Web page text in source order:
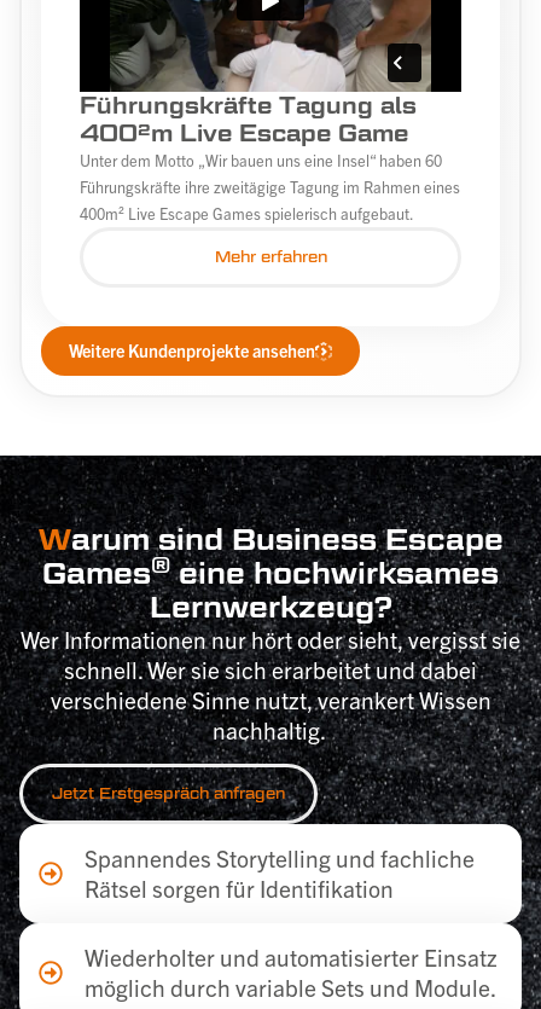
Führungskräfte Tagung als
400²m Live Escape Game
Unter dem Motto „Wir bauen uns eine Insel“ haben 60
Führungskräfte ihre zweitägige Tagung im Rahmen eines
400m² Live Escape Games spielerisch aufgebaut.
Mehr erfahren
Weitere Kundenprojekte ansehen
Warum sind Business Escape
Games®eine hochwirksames
Lernwerkzeug?
Wer Informationen nur hört oder sieht, vergisst sie
schnell. Wer sie sich erarbeitet und dabei
verschiedene Sinne nutzt, verankert Wissen
nachhaltig.
Jetzt Erstgespräch anfragen
Spannendes Storytelling und fachliche
Rätsel sorgen für Identifikation
Wiederholter und automatisierter Einsatz
möglich durch variable Sets und Module.